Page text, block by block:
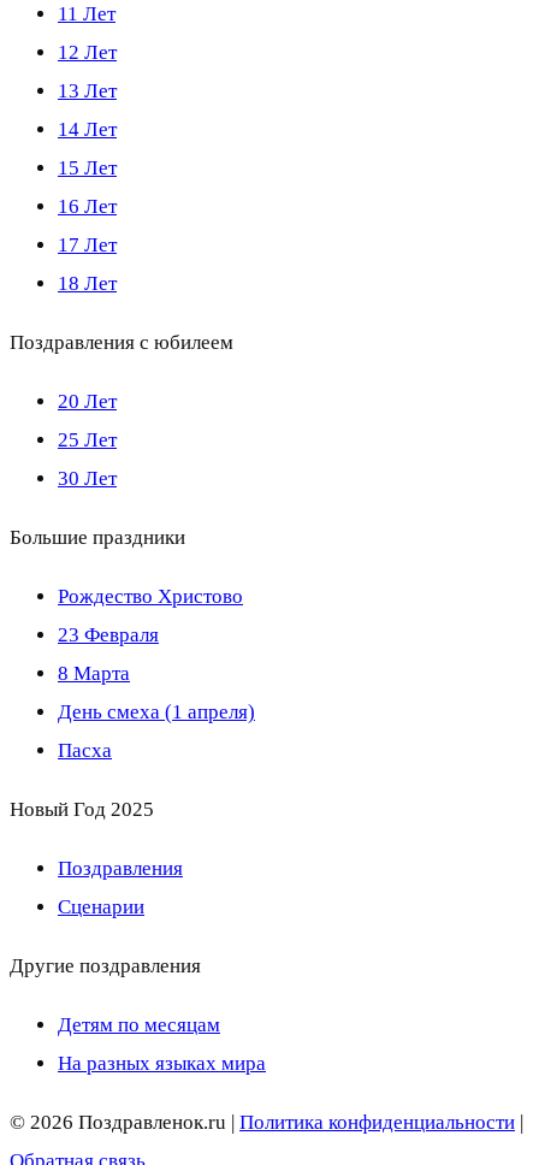
11 Лет
12 Лет
13 Лет
14 Лет
15 Лет
16 Лет
17 Лет
18 Лет
Поздравления с юбилеем
20 Лет
25 Лет
30 Лет
Большие праздники
Рождество Христово
23 Февраля
8 Марта
День смеха (1 апреля)
Пасха
Новый Год 2025
Поздравления
Сценарии
Другие поздравления
Детям по месяцам
На разных языках мира
© 2026 Поздравленок.ru | Политика конфиденциальности |
Обратная связь